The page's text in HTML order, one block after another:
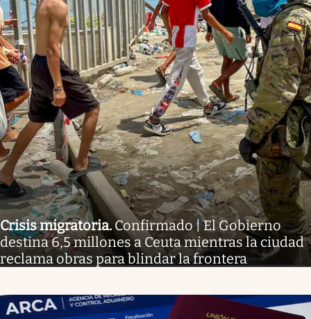
Crisis migratoria. Confirmado | El Gobierno
destina 6,5 millones a Ceuta mientras la ciudad
reclama obras para blindar la frontera